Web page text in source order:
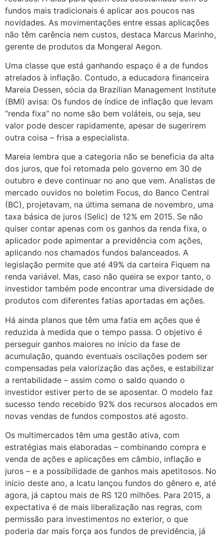
fundos mais tradicionais é aplicar aos poucos nas
novidades. As movimentações entre essas aplicações
não têm carência nem custos, destaca Marcus Marinho,
gerente de produtos da Mongeral Aegon.
Uma classe que está ganhando espaço é a de fundos
atrelados à inflação. Contudo, a educadora financeira
Mareia Dessen, sócia da Brazilian Management Institute
(BMI) avisa: Os fundos de índice de inflação que levam
“renda fixa” no nome são bem voláteis, ou seja, seu
valor pode descer rapidamente, apesar de sugerirem
outra coisa – frisa a especialista.
Mareia lembra que a categoria não se beneficia da alta
dos juros, que foi retomada pelo governo em 30 de
outubro e deve continuar no ano que vem. Analistas de
mercado ouvidos no boletim Focus, do Banco Central
(BC), projetavam, na última semana de novembro, uma
taxa básica de juros (Selic) de 12% em 2015. Se não
quiser contar apenas com os ganhos da renda fixa, o
aplicador pode apimentar a previdência com ações,
aplicando nos chamados fundos balanceados. A
legislação permite que até 49% da carteira Fiquem na
renda variável. Mas, caso não queira se expor tanto, o
investidor também pode encontrar uma diversidade de
produtos com diferentes fatias aportadas em ações.
Há ainda planos que têm uma fatia em ações que é
reduzida à medida que o tempo passa. O objetivo é
perseguir ganhos maiores no início da fase de
acumulação, quando eventuais oscilações podem ser
compensadas pela valorização das ações, e estabilizar
a rentabilidade – assim como o saldo quando o
investidor estiver perto de se aposentar. O modelo faz
sucesso tendo recebido 92% dos recursos alocados em
novas vendas de fundos compostos até agosto.
Os multimercados têm uma gestão ativa, com
estratégias mais elaboradas – combinando compra e
venda de ações e aplicações em câmbio, inflação e
juros – e a possibilidade de ganhos mais apetitosos. No
início deste ano, a Icatu lançou fundos do gênero e, até
agora, já captou mais de RS 120 milhões. Para 2015, a
expectativa é de mais liberalização nas regras, com
permissão para investimentos no exterior, o que
poderia dar mais força aos fundos de previdência, já